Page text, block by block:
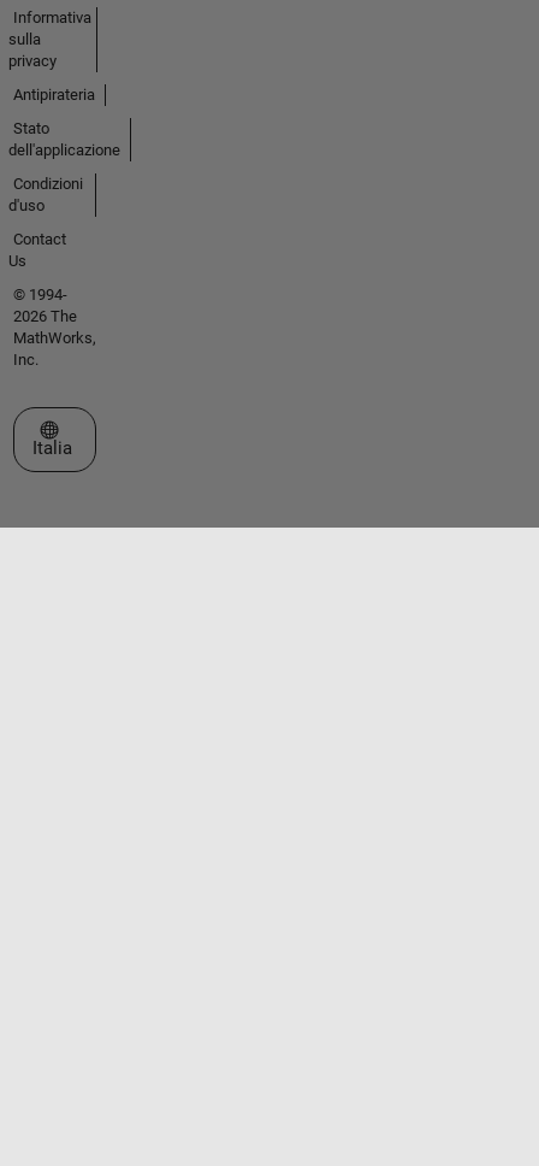
Informativa
sulla
privacy
Antipirateria
Stato
dell'applicazione
Condizioni
d'uso
Contact
Us
© 1994-
2026 The
MathWorks,
Inc.
Seleziona un sito web
Italia